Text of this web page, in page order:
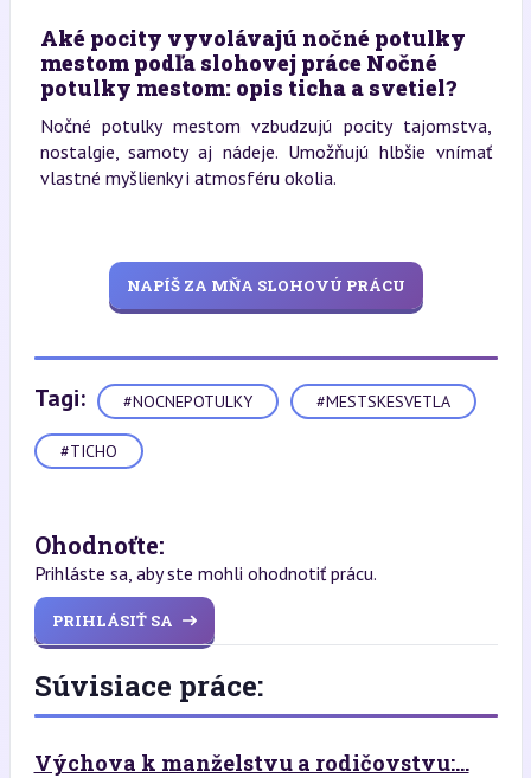
Aké pocity vyvolávajú nočné potulky
mestom podľa slohovej práce Nočné
potulky mestom: opis ticha a svetiel?
Nočné potulky mestom vzbudzujú pocity tajomstva,
nostalgie, samoty aj nádeje. Umožňujú hlbšie vnímať
vlastné myšlienky i atmosféru okolia.
NAPÍŠ ZA MŇA SLOHOVÚ PRÁCU
Tagi: #NOCNEPOTULKY #MESTSKESVETLA
#TICHO
Ohodnoťte:
Prihláste sa, aby ste mohli ohodnotiť prácu.
PRIHLÁSIŤ SA
Súvisiace práce:
Výchova k manželstvu a rodičovstvu:...